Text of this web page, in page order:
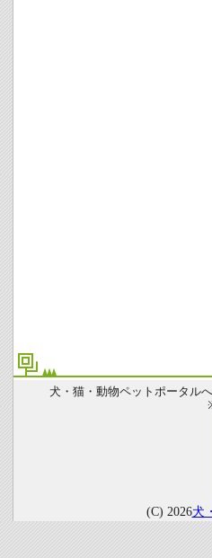
犬・猫・動物ペットポータル
(C) 2026犬